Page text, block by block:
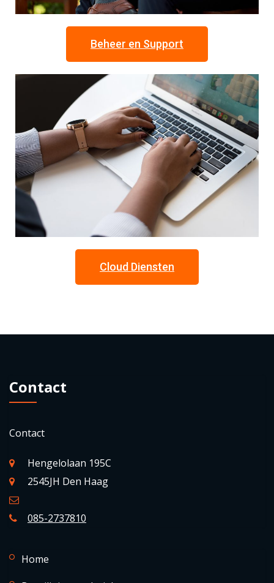
Beheer en Support
Cloud Diensten
Contact
Contact
Hengelolaan 195C
2545JH Den Haag
085-2737810
Home